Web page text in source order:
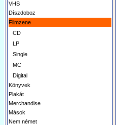
VHS
Díszdoboz
Filmzene
CD
LP
Single
MC
Digital
Könyvek
Plakát
Merchandise
Mások
Nem német